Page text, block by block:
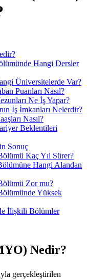
Hangi Dersler
Üniversitelerde Var?
Puanları Nasıl?
Ne İş Yapar?
İş İmkanları Nelerdir?
Nasıl?
Beklentileri
Sonuç
Kaç Yıl Sürer?
Hangi Alandan
Zor mu?
Yüksek
İlişkili Bölümler
Nedir?
gerçekleştirilen